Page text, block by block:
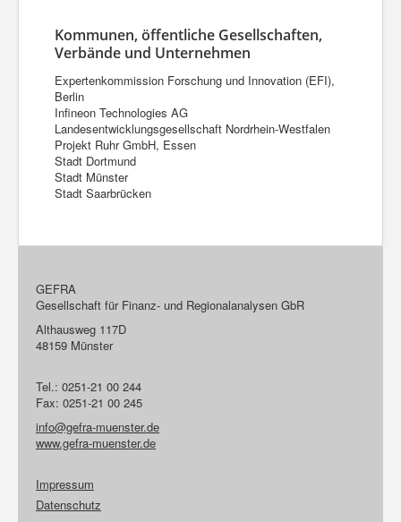
Kommunen, öffentliche Gesellschaften,
Verbände und Unternehmen
Expertenkommission Forschung und Innovation (EFI),
Berlin
Infineon Technologies AG
Landesentwicklungsgesellschaft Nordrhein-Westfalen
Projekt Ruhr GmbH, Essen
Stadt Dortmund
Stadt Münster
Stadt Saarbrücken
GEFRA
Gesellschaft für Finanz- und Regionalanalysen GbR
Althausweg 117D
48159 Münster
Tel.: 0251-21 00 244
Fax: 0251-21 00 245
info@gefra-muenster.de
www.gefra-muenster.de
Impressum
Datenschutz